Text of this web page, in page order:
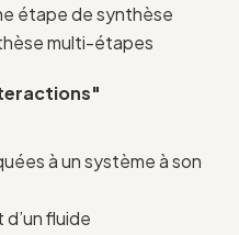
étape de synthèse
multi-étapes
à un système à son
fluide